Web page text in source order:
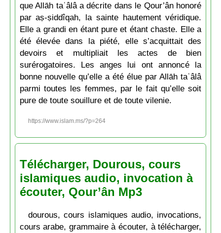
que Allāh taʿâlâ a décrite dans le Qour’ân honoré
par aṣ-ṣiddîqah, la sainte hautement véridique.
Elle a grandi en étant pure et étant chaste. Elle a
été élevée dans la piété, elle s’acquittait des
devoirs et multipliait les actes de bien
surérogatoires. Les anges lui ont annoncé la
bonne nouvelle qu’elle a été élue par Allāh taʿâlâ
parmi toutes les femmes, par le fait qu’elle soit
pure de toute souillure et de toute vilenie.
https://www.islam.ms/?p=264
Télécharger, Dourous, cours
islamiques audio, invocation à
écouter, Qour’ân Mp3
dourous, cours islamiques audio, invocations,
cours arabe, grammaire à écouter, à télécharger,